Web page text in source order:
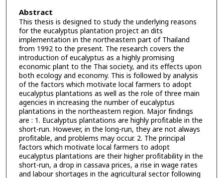
Abstract
This thesis is designed to study the underlying reasons
for the eucalyptus plantation project an dits
implementation in the northeastern part of Thailand
from 1992 to the present. The research covers the
introduction of eucalyptus as a highly promising
economic plant to the Thai society, and its effects upon
both ecology and economy. This is followed by analysis
of the factors which motivate local farmers to adopt
eucalyptus plantations as well as the role of three main
agencies in increasing the number of eucalyptus
plantations in the northeastern region. Major findings
are : 1. Eucalyptus plantations are highly profitable in the
short-run. However, in the long-run, they are not always
profitable, and problems may occur. 2. The principal
factors which motivate local farmers to adopt
eucalyptus plantations are their higher profitability in the
short-run, a drop in cassava prices, a rise in wage rates
and labour shortages in the agricultural sector following